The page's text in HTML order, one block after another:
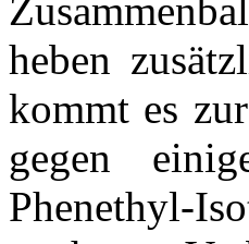
heben
kommt es
gegen
Phenethyl-